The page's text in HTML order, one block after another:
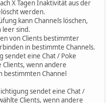
X Tagen Inaktivität aus der
werden.
kann Channels löschen,
leer sind.
von Clients bestimmter
in bestimmte Channels.
sendet eine Chat / Poke
Clients, wenn andere
bestimmten Channel
sendet eine Chat /
Clients, wenn andere